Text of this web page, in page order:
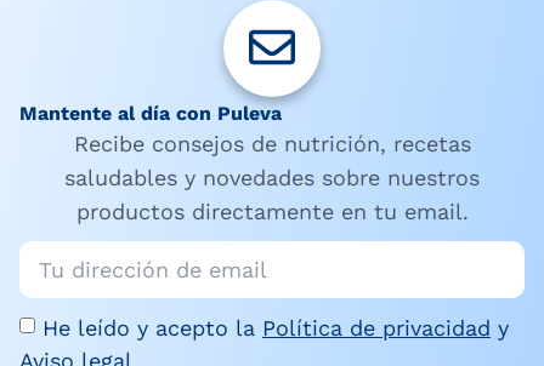
Mantente al día con Puleva
Recibe consejos de nutrición, recetas
saludables y novedades sobre nuestros
productos directamente en tu email.
He leído y acepto la Política de privacidad y
Aviso legal